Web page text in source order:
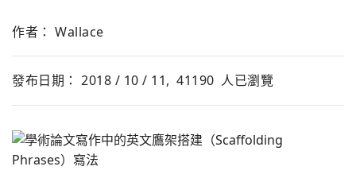
作者： Wallace
發布日期： 2018 / 10 / 11, 41190 人已瀏覽